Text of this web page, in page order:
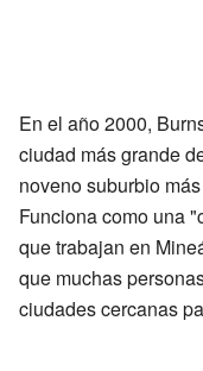
En el año 2000,
ciudad más grande
noveno suburbio
Funciona como una
que trabajan en
que muchas
ciudades cercanas